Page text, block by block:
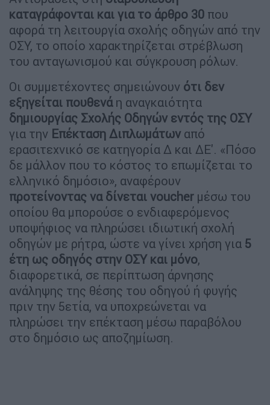
καταγράφονται και για το άρθρο 30 που
αφορά τη λειτουργία σχολής οδηγών από την
ΟΣΥ, το οποίο χαρακτηρίζεται στρέβλωση
του ανταγωνισμού και σύγκρουση ρόλων.
Οι συμμετέχοντες σημειώνουν ότι δεν
εξηγείται πουθενάη αναγκαιότητα
δημιουργίας Σχολής Οδηγών εντός της ΟΣΥ
για την Επέκταση Διπλωμάτων από
ερασιτεχνικό σε κατηγορία Δ και ΔΕ'. «Πόσο
δε μάλλον που το κόστος το επωμίζεται το
ελληνικό δημόσιο», αναφέρουν
προτείνοντας να δίνεται voucher μέσω του
οποίου θα μπορούσε ο ενδιαφερόμενος
υποψήφιος να πληρώσει ιδιωτική σχολή
οδηγών με ρήτρα, ώστε να γίνει χρήση για 5
έτη ως οδηγός στην ΟΣΥ και μόνο,
διαφορετικά, σε περίπτωση άρνησης
ανάληψης της θέσης του οδηγού ή φυγής
πριν την 5ετία, να υποχρεώνεται να
πληρώσει την επέκταση μέσω παραβόλου
στο δημόσιο ως αποζημίωση.